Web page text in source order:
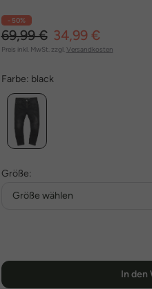
- 50%
69,99 € 34,99 €
Preis inkl. MwSt. zzgl. Versandkosten
Farbe: black
Größe:
Größe wählen
In den